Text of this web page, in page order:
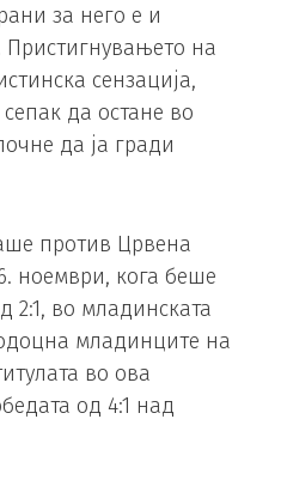
за него е и
на
сензација,
сепак да остане во
да ја гради
против Црвена
ноември, кога беше
2:1, во младинската
младинците на
во ова
од 4:1 над